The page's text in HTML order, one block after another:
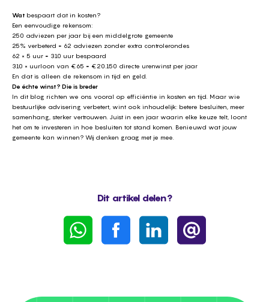
Wat bespaart dat in kosten?
Een eenvoudige rekensom:
250 adviezen per jaar bij een middelgrote gemeente
25% verbeterd = 62 adviezen zonder extra controlerondes
62 × 5 uur = 310 uur bespaard
310 × uurloon van €65 = €20.150 directe urenwinst per jaar
En dat is alleen de rekensom in tijd en geld.
De échte winst? Die is breder
In dit blog richten we ons vooral op efficiëntie in kosten en tijd. Maar wie
bestuurlijke advisering verbetert, wint ook inhoudelijk: betere besluiten, meer
samenhang, sterker vertrouwen. Juist in een jaar waarin elke keuze telt, loont
het om te investeren in hoe besluiten tot stand komen. Benieuwd wat jouw
gemeente kan winnen? Wij denken graag met je mee.
Dit artikel delen?